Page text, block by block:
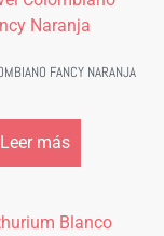
FANCY NARANJA
Leer más